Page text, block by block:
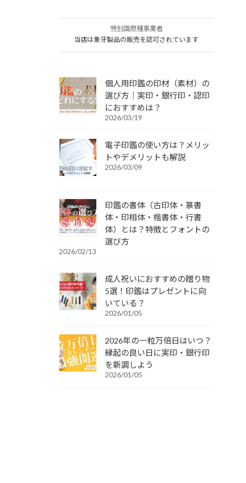
特別国際種事業者
当店は象牙製品の販売を認可されています
個人用印鑑の印材（素材）の
選び方｜実印・銀行印・認印
におすすめは？
2026/03/19
電子印鑑の使い方は？メリッ
トやデメリットも解説
2026/03/09
印鑑の書体（古印体・篆書
体・印相体・楷書体・行書
体）とは？特徴とフォントの
選び方
2026/02/13
成人祝いにおすすめの贈り物
5選！印鑑はプレゼントに向
いている？
2026/01/05
2026年の一粒万倍日はいつ？
縁起の良い日に実印・銀行印
を新調しよう
2026/01/05